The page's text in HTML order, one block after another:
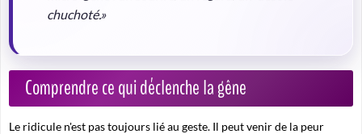
chuchoté.»
Comprendre ce qui déclenche la gêne
Le ridicule n'est pas toujours lié au geste. Il peut venir de la peur